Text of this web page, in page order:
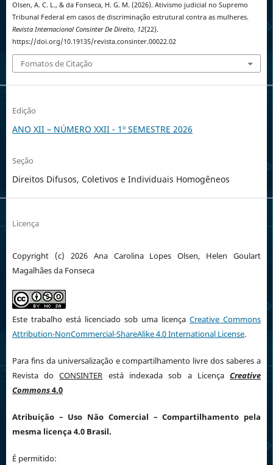
Olsen, A. C. L., & da Fonseca, H. G. M. (2026). Ativismo judicial no Supremo
Tribunal Federal em casos de discriminação estrutural contra as mulheres.
Revista Internacional Consinter De Direito, 12(22).
https://doi.org/10.19135/revista.consinter.00022.02
Fomatos de Citação
Edição
ANO XII – NÚMERO XXII - 1º SEMESTRE 2026
Seção
Direitos Difusos, Coletivos e Individuais Homogêneos
Licença
Copyright (c) 2026 Ana Carolina Lopes Olsen, Helen Goulart
Magalhães da Fonseca
Este trabalho está licenciado sob uma licençaCreative Commons
Attribution-NonCommercial-ShareAlike 4.0 International License.
Para fins da universalização e compartilhamento livre dos saberes a
Revista doCONSINTER está indexada sob a LicençaCreative
Commons4.0
Atribuição – Uso Não Comercial – Compartilhamento pela
mesma licença 4.0 Brasil.
É permitido: